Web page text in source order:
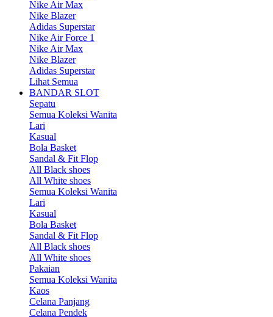
Nike Air Max
Nike Blazer
Adidas Superstar
Nike Air Force 1
Nike Air Max
Nike Blazer
Adidas Superstar
Lihat Semua
BANDAR SLOT
Sepatu
Semua Koleksi Wanita
Lari
Kasual
Bola Basket
Sandal & Fit Flop
All Black shoes
All White shoes
Semua Koleksi Wanita
Lari
Kasual
Bola Basket
Sandal & Fit Flop
All Black shoes
All White shoes
Pakaian
Semua Koleksi Wanita
Kaos
Celana Panjang
Celana Pendek